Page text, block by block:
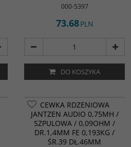
000-5397
73.68PLN
DO KOSZYKA
CEWKA RDZENIOWA
JANTZEN AUDIO 0,75MH /
SZPULOWA / 0,09OHM /
DR.1,4MM FE 0,193KG /
ŚR.39 DŁ.46MM